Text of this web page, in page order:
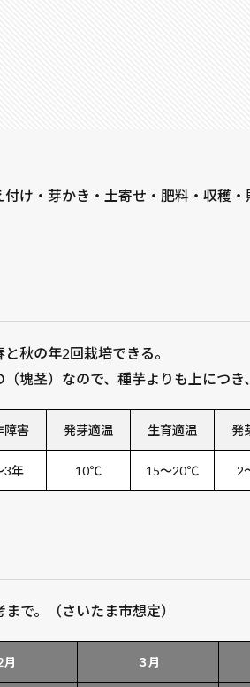
け・芽かき・土寄せ・肥料・収穫
秋の年2回栽培できる。
塊茎）なので、種芋よりも上につき
障害 発芽適温 生育適温 発
3年 10℃ 15～20℃ 2
で。（さいたま市想定）
月 ３月